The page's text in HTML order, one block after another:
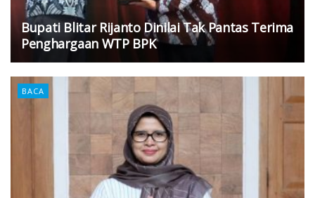
Bupati Blitar Rijanto Dinilai Tak Pantas Terima
Penghargaan WTP BPK
BACA